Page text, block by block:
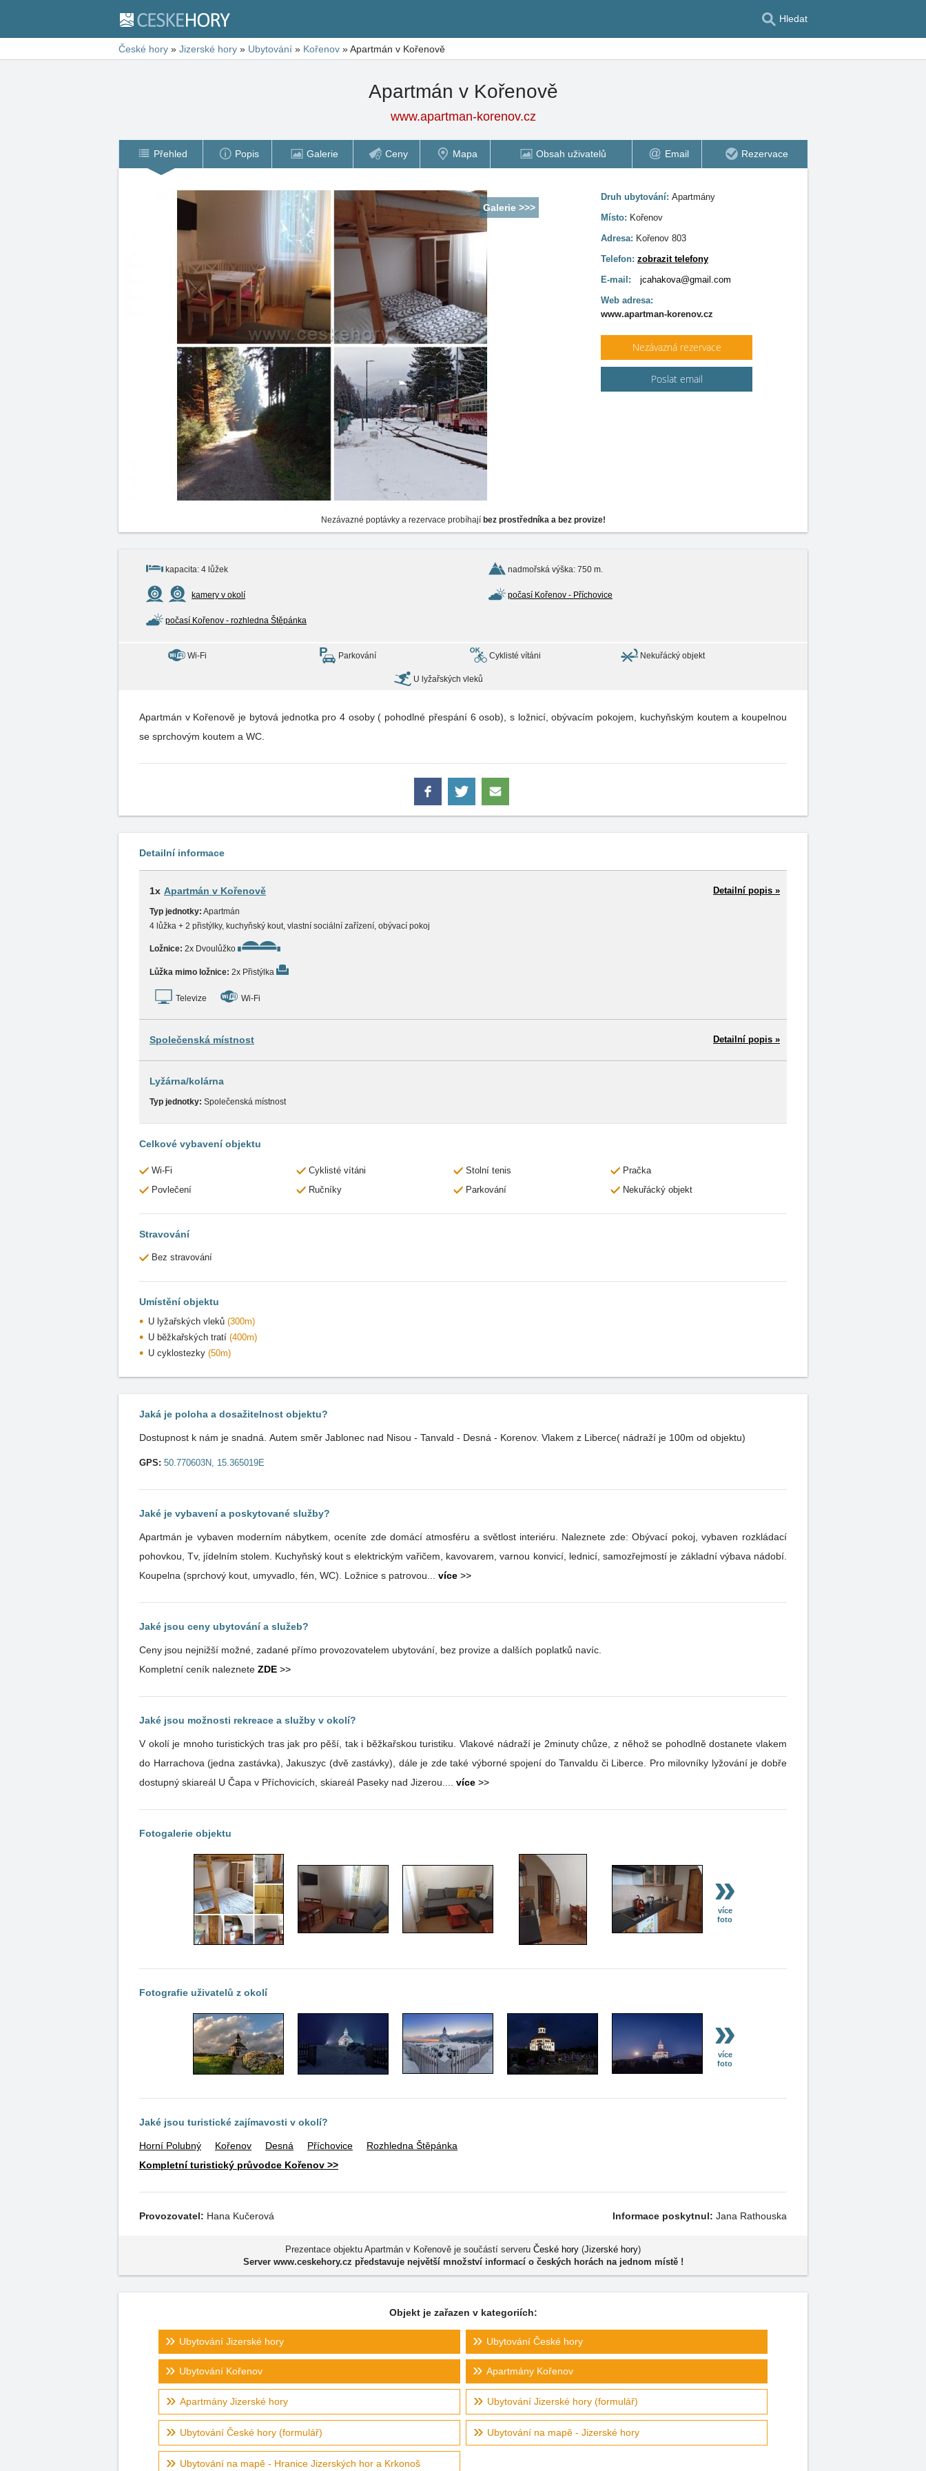
Hledat
České hory » Jizerské hory » Ubytování » Kořenov »Apartmán v Kořenově
Apartmán v Kořenově
www.apartman-korenov.cz
Přehled Popis Galerie Ceny Mapa Obsah uživatelů Email Rezervace
Galerie >>>
Druh ubytování: Apartmány
Místo: Kořenov
Adresa: Kořenov 803
Telefon: zobrazit telefony
E-mail:
jcahakova@gmail.com
Web adresa:
www.apartman-korenov.cz
Nezávazná rezervace
Poslat email
Nezávazné poptávky a rezervace probíhají bez prostředníka a bez provize!
kapacita: 4 lůžek nadmořská výška: 750 m.
kamery v okolí počasí Kořenov - Příchovice
počasí Kořenov - rozhledna Štěpánka
Wi-Fi Parkování Cyklisté vítáni Nekuřácký objekt
U lyžařských vleků
Apartmán v Kořenově je bytová jednotka pro 4 osoby ( pohodlné přespání 6 osob), s ložnicí, obývacím pokojem, kuchyňským koutem a koupelnou
se sprchovým koutem a WC.
Detailní informace
1x Apartmán v Kořenově
Typ jednotky: Apartmán
4 lůžka + 2 přistýlky, kuchyňský kout, vlastní sociální zařízení, obývací pokoj
Ložnice: 2x Dvoulůžko
Lůžka mimo ložnice: 2x Přistýlka
Televize Wi-Fi
Detailní popis »
Společenská místnost Detailní popis »
Lyžárna/kolárna
Typ jednotky: Společenská místnost
Celkové vybavení objektu
Wi-Fi Cyklisté vítáni Stolní tenis
Pračka
Povlečení
Ručníky Parkování Nekuřácký objekt
Stravování
Bez stravování
Umístění objektu
U lyžařských vleků (300m)
U běžkařských tratí (400m)
U cyklostezky (50m)
Jaká je poloha a dosažitelnost objektu?
Dostupnost k nám je snadná. Autem směr Jablonec nad Nisou - Tanvald - Desná - Korenov. Vlakem z Liberce( nádraží je 100m od objektu)
GPS: 50.770603N, 15.365019E
Jaké je vybavení a poskytované služby?
Apartmán je vybaven moderním nábytkem, oceníte zde domácí atmosféru a světlost interiéru. Naleznete zde: Obývací pokoj, vybaven rozkládací
pohovkou, Tv, jídelním stolem. Kuchyňský kout s elektrickým vařičem, kavovarem, varnou konvicí, lednicí, samozřejmostí je základní výbava nádobí.
Koupelna (sprchový kout, umyvadlo, fén, WC). Ložnice s patrovou... více >>
Jaké jsou ceny ubytování a služeb?
Ceny jsou nejnižší možné, zadané přímo provozovatelem ubytování, bez provize a dalších poplatků navíc.
Kompletní ceník naleznete ZDE >>
Jaké jsou možnosti rekreace a služby v okolí?
V okolí je mnoho turistických tras jak pro pěší, tak i běžkařskou turistiku. Vlakové nádraží je 2minuty chůze, z něhož se pohodlně dostanete vlakem
do Harrachova (jedna zastávka), Jakuszyc (dvě zastávky), dále je zde také výborné spojení do Tanvaldu či Liberce. Pro milovníky lyžování je dobře
dostupný skiareál U Čapa v Příchovicích, skiareál Paseky nad Jizerou.... více >>
Fotogalerie objektu
»
více
foto
Fotografie uživatelů z okolí
»
více
foto
Jaké jsou turistické zajímavosti v okolí?
Horní Polubný Kořenov Desná Příchovice
Rozhledna Štěpánka
Kompletní turistický průvodce Kořenov >>
Provozovatel: Hana Kučerová Informace poskytnul: Jana Rathouska
Prezentace objektu Apartmán v Kořenově je součástí serveru České hory (Jizerské hory)
Server www.ceskehory.cz představuje největší množství informací o českých horách na jednom místě !
Objekt je zařazen v kategoriích:
Ubytování Jizerské hory Ubytování České hory
Ubytování Kořenov Apartmány Kořenov
Apartmány Jizerské hory Ubytování Jizerské hory (formulář)
Ubytování České hory (formulář) Ubytování na mapě - Jizerské hory
Ubytování na mapě - Hranice Jizerských hor a Krkonoš